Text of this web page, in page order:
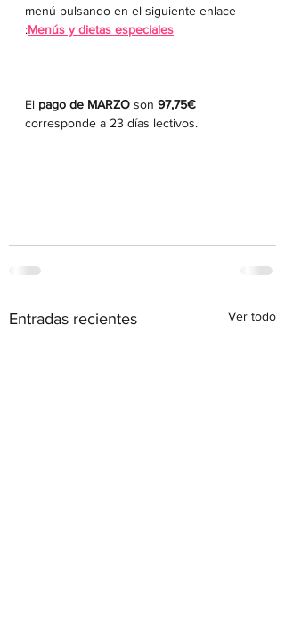
menú pulsando en el siguiente enlace
:Menús y dietas especiales
El pago de MARZO son 97,75€
corresponde a 23 días lectivos.
Entradas recientes Ver todo